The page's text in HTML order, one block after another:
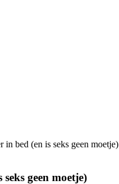
bed (en is seks geen moetje)
geen moetje)